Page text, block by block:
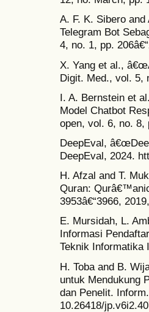
A. F. K. Sibero
Telegram Bot
4, no. 1, pp.
X. Yang et al.,
Digit. Med., vol. 5,
I. A. Bernstein et
Model Chatbot
open, vol. 6, no. 8,
DeepEval,
DeepEval, 2024.
H. Afzal and T.
Quran:
3953â€“3966,
E. Mursidah, L.
Informasi
Teknik Informatika
H. Toba and B.
untuk Mendukung
dan Penelit.
10.26418/